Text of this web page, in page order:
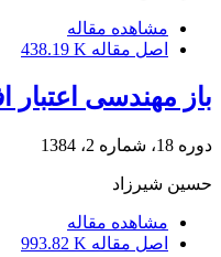
مشاهده مقاله
اصل مقاله 438.19 K
باز مهندسی
دوره 18، شماره 2، 1384
حسین شیرزاد
مشاهده مقاله
اصل مقاله 993.82 K